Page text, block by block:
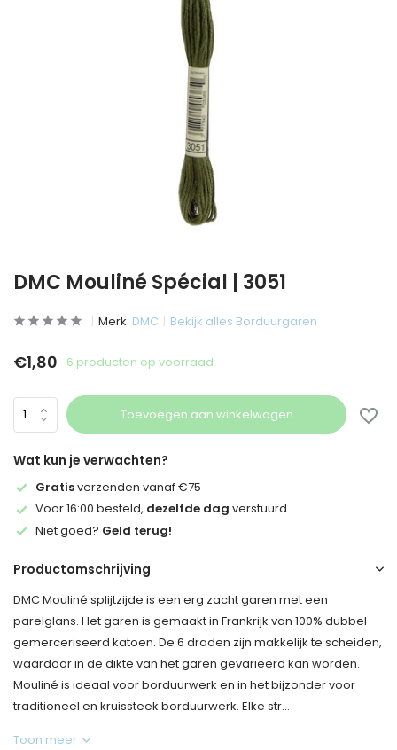
DMC Mouliné Spécial | 3051
Merk: DMC Bekijk alles Borduurgaren
€1,80 6 producten op voorraad
Toevoegen aan winkelwagen
Wat kun je verwachten?
Gratisverzenden vanaf €75
Voor 16:00 besteld, dezelfde dag verstuurd
Niet goed? Geld terug!
Productomschrijving
DMC Mouliné splijtzijde is een erg zacht garen met een
parelglans. Het garen is gemaakt in Frankrijk van 100% dubbel
gemerceriseerd katoen. De 6 draden zijn makkelijk te scheiden,
waardoor in de dikte van het garen gevarieerd kan worden.
Mouliné is ideaal voor borduurwerk en in het bijzonder voor
traditioneel en kruissteek borduurwerk. Elke str...
Toon meer